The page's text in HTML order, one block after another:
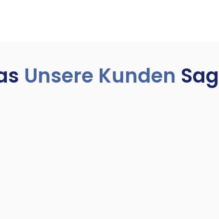
Unsere Kunden